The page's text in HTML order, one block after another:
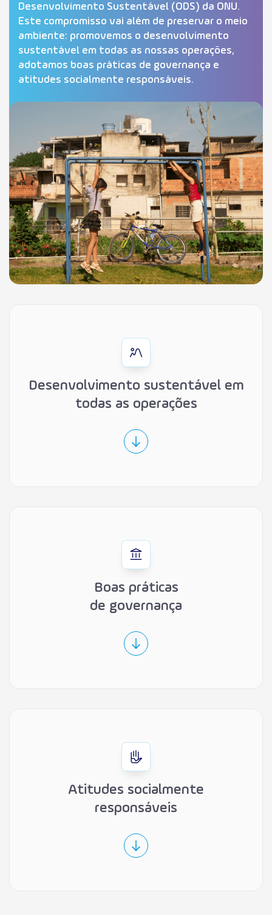
Fornecedores
Portal do Usuário
Desenvolvimento Sustentável (ODS) da ONU.
Este compromisso vai além de preservar o meio
ambiente: promovemos o desenvolvimento
sustentável em todas as nossas operações,
adotamos boas práticas de governança e
atitudes socialmente responsáveis.
Desenvolvimento sustentável em
todas as operações
Boas práticas
de governança
Atitudes socialmente
responsáveis